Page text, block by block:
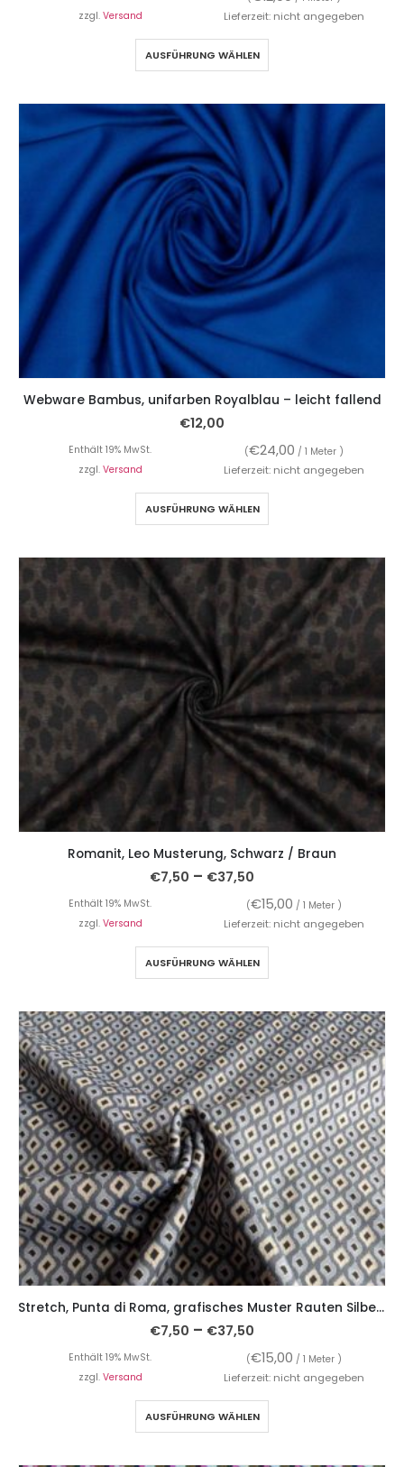
zzgl. Versand Lieferzeit: nicht angegeben
AUSFÜHRUNG WÄHLEN
Webware Bambus, unifarben Royalblau – leicht fallend
€12,00
Enthält 19% MwSt. (€24,00 / 1 Meter )
zzgl. Versand Lieferzeit: nicht angegeben
AUSFÜHRUNG WÄHLEN
Romanit, Leo Musterung, Schwarz / Braun
€7,50 – €37,50
Enthält 19% MwSt. (€15,00 / 1 Meter )
zzgl. Versand Lieferzeit: nicht angegeben
AUSFÜHRUNG WÄHLEN
Stretch, Punta di Roma, grafisches Muster Rauten Silber Grau
€7,50 – €37,50
Enthält 19% MwSt. (€15,00 / 1 Meter )
zzgl. Versand Lieferzeit: nicht angegeben
AUSFÜHRUNG WÄHLEN